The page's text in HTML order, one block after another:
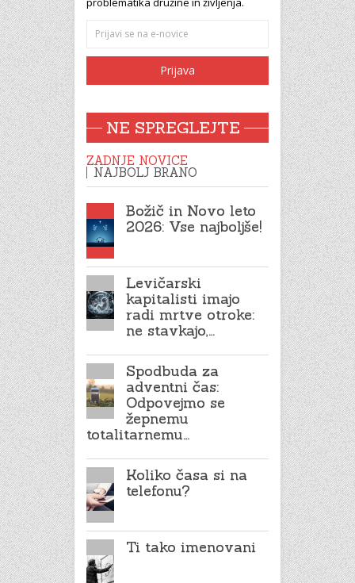
NE SPREGLEJTE
ZADNJE NOVICE
NAJBOLJ BRANO
Božič in Novo leto
2026: Vse najboljše!
Levičarski
kapitalisti imajo
radi mrtve otroke:
ne stavkajo,…
Spodbuda za
adventni čas:
Odpovejmo se
žepnemu
totalitarnemu…
Koliko časa si na
telefonu?
Ti tako imenovani